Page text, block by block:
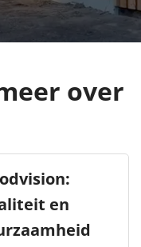
over
en